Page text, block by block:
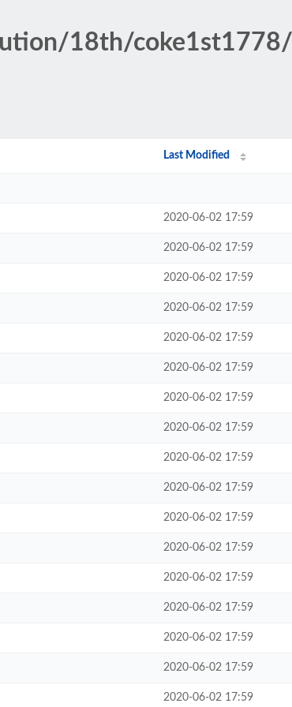
18th/coke1st1778/
Last Modified
2020-06-02 17:59
2020-06-02 17:59
2020-06-02 17:59
2020-06-02 17:59
2020-06-02 17:59
2020-06-02 17:59
2020-06-02 17:59
2020-06-02 17:59
2020-06-02 17:59
2020-06-02 17:59
2020-06-02 17:59
2020-06-02 17:59
2020-06-02 17:59
2020-06-02 17:59
2020-06-02 17:59
2020-06-02 17:59
2020-06-02 17:59